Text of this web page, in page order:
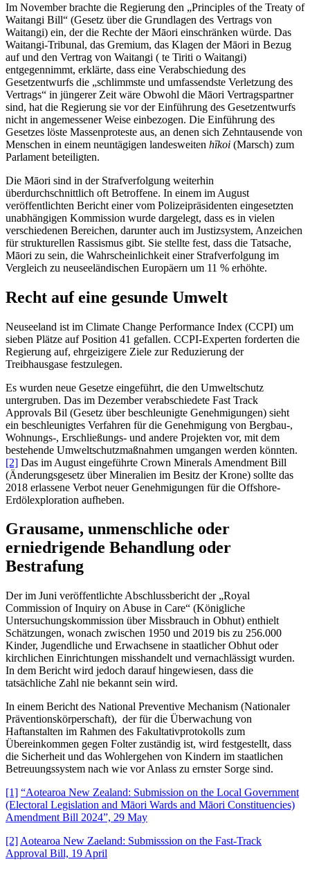
Im November brachte die Regierung den „Principles of the Treaty of
Waitangi Bill“ (Gesetz über die Grundlagen des Vertrags von
Waitangi) ein, der die Rechte der Māori einschränken würde. Das
Waitangi-Tribunal, das Gremium, das Klagen der Māori in Bezug
auf und den Vertrag von Waitangi ( te Tiriti o Waitangi)
entgegennimmt, erklärte, dass eine Verabschiedung des
Gesetzentwurfs die „schlimmste und umfassendste Verletzung des
Vertrags“ in jüngerer Zeit wäre Obwohl die Māori Vertragspartner
sind, hat die Regierung sie vor der Einführung des Gesetzentwurfs
nicht in angemessener Weise einbezogen. Die Einführung des
Gesetzes löste Massenproteste aus, an denen sich Zehntausende von
Menschen in einem neuntägigen landesweiten hīkoi (Marsch) zum
Parlament beteiligten.
Die Māori sind in der Strafverfolgung weiterhin
überdurchschnittlich oft Betroffene. In einem im August
veröffentlichten Bericht einer vom Polizeipräsidenten eingesetzten
unabhängigen Kommission wurde dargelegt, dass es in vielen
verschiedenen Bereichen, darunter auch im Justizsystem, Anzeichen
für strukturellen Rassismus gibt. Sie stellte fest, dass die Tatsache,
Māori zu sein, die Wahrscheinlichkeit einer Strafverfolgung im
Vergleich zu neuseeländischen Europäern um 11 % erhöhte.
Recht auf eine gesunde Umwelt
Neuseeland ist im Climate Change Performance Index (CCPI) um
sieben Plätze auf Position 41 gefallen. CCPI-Experten forderten die
Regierung auf, ehrgeizigere Ziele zur Reduzierung der
Treibhausgase festzulegen.
Es wurden neue Gesetze eingeführt, die den Umweltschutz
untergruben. Das im Dezember verabschiedete Fast Track
Approvals Bil (Gesetz über beschleunigte Genehmigungen) sieht
ein beschleunigtes Verfahren für die Genehmigung von Bergbau-,
Wohnungs-, Erschließungs- und andere Projekten vor, mit dem
bestehende Umweltschutzmaßnahmen umgangen werden könnten.
[2] Das im August eingeführte Crown Minerals Amendment Bill
(Änderungsgesetz über Mineralien im Besitz der Krone) sollte das
2018 erlassene Verbot neuer Genehmigungen für die Offshore-
Erdölexploration aufheben.
Grausame, unmenschliche oder
erniedrigende Behandlung oder
Bestrafung
Der im Juni veröffentlichte Abschlussbericht der „Royal
Commission of Inquiry on Abuse in Care“ (Königliche
Untersuchungskommission über Missbrauch in Obhut) enthielt
Schätzungen, wonach zwischen 1950 und 2019 bis zu 256.000
Kinder, Jugendliche und Erwachsene in staatlicher Obhut oder
kirchlichen Einrichtungen misshandelt und vernachlässigt wurden.
In dem Bericht wird jedoch darauf hingewiesen, dass die
tatsächliche Zahl nie bekannt sein wird.
In einem Bericht des National Preventive Mechanism (Nationaler
Präventionskörperschaft), der für die Überwachung von
Haftanstalten im Rahmen des Fakultativprotokolls zum
Übereinkommen gegen Folter zuständig ist, wird festgestellt, dass
die Sicherheit und das Wohlergehen von Kindern im staatlichen
Betreuungssystem nach wie vor Anlass zu ernster Sorge sind.
[1] “Aotearoa New Zealand: Submission on the Local Government
(Electoral Legislation and Māori Wards and Māori Constituencies)
Amendment Bill 2024”, 29 May
[2] Aotearoa New Zaeland: Submisssion on the Fast-Track
Approval Bill, 19 April